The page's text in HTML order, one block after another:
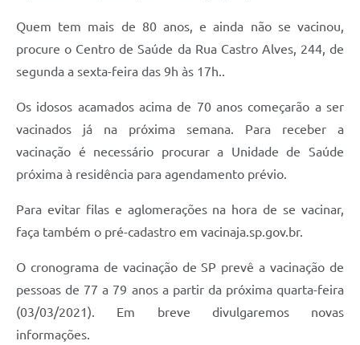
Quem tem mais de 80 anos, e ainda não se vacinou,
procure o Centro de Saúde da Rua Castro Alves, 244, de
segunda a sexta-feira das 9h às 17h..
Os idosos acamados acima de 70 anos começarão a ser
vacinados já na próxima semana. Para receber a
vacinação é necessário procurar a Unidade de Saúde
próxima à residência para agendamento prévio.
Para evitar filas e aglomerações na hora de se vacinar,
faça também o pré-cadastro em vacinaja.sp.gov.br.
O cronograma de vacinação de SP prevê a vacinação de
pessoas de 77 a 79 anos a partir da próxima quarta-feira
(03/03/2021). Em breve divulgaremos novas
informações.